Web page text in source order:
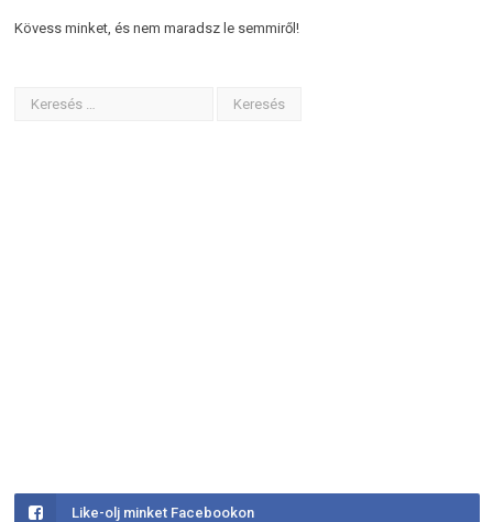
Kövess minket, és nem maradsz le semmiről!
Like-olj minket Facebookon